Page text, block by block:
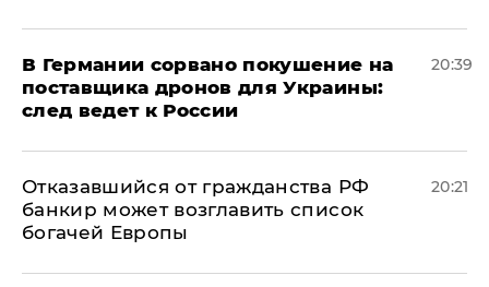
​В Германии сорвано покушение на
поставщика дронов для Украины:
след ведет к России
20:39
Отказавшийся от гражданства РФ
банкир может возглавить список
богачей Европы
20:21